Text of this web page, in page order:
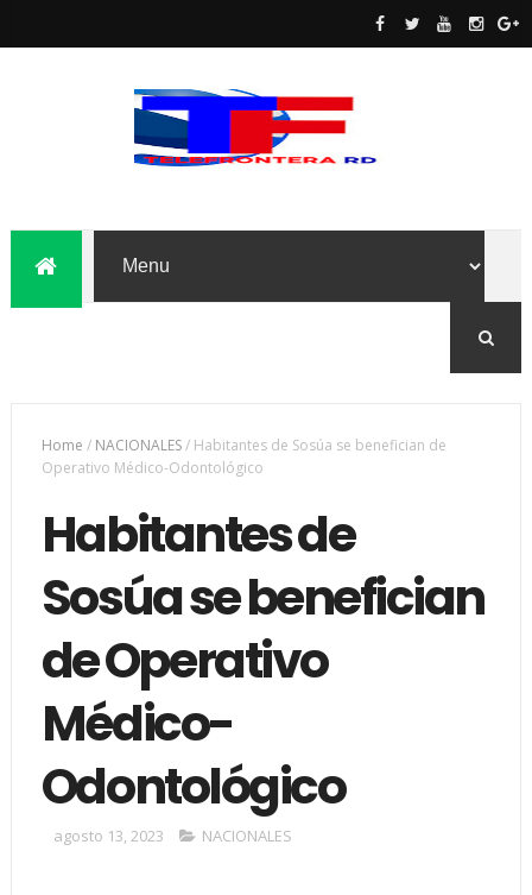
Home / NACIONALES/ Habitantes de Sosúa se benefician de
Operativo Médico-Odontológico
Habitantes de
Sosúa se benefician
de Operativo
Médico-
Odontológico
agosto 13, 2023 NACIONALES